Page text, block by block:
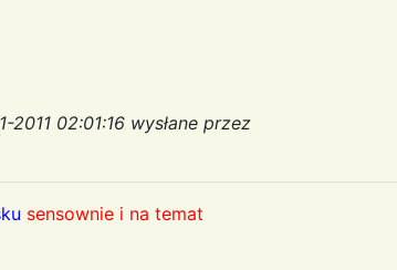
2011 02:01:16 wysłane przez
sensownie i na temat